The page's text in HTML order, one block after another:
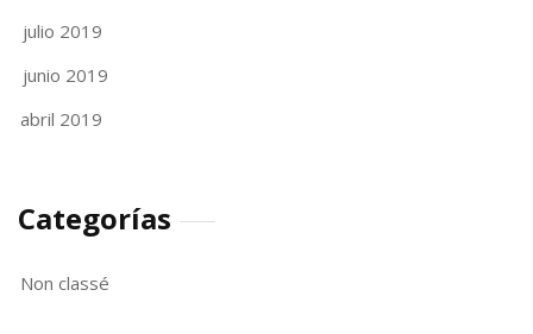
julio 2019
junio 2019
abril 2019
Categorías
Non classé